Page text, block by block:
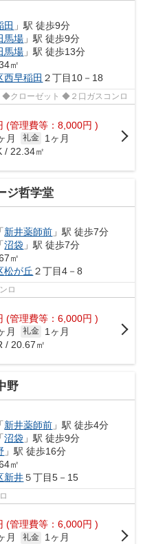
田 」駅 徒歩9分
馬場 」駅 徒歩9分
馬場 」駅 徒歩13分
㎡
西早稲田 ２丁目10－18
クローゼット ◆２口ガスコンロ
(管理費等：8,000円 )
月 礼金
1ヶ月
/ 22.34㎡
ジ哲学堂
「新井薬師前 」駅 徒歩7分
「沼袋 」駅 徒歩7分
㎡
松が丘 ２丁目4－8
ロ
(管理費等：6,000円 )
月 礼金
1ヶ月
/ 20.67㎡
野
「新井薬師前 」駅 徒歩4分
「沼袋 」駅 徒歩9分
」駅 徒歩16分
㎡
新井５丁目5－15
(管理費等：6,000円 )
月 礼金
1ヶ月